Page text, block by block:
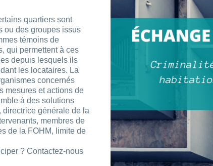
quartiers sont
ou des groupes issus
témoins de
qui permettent à ces
depuis lesquels ils
les locataires. La
concernés
mesures et actions de
à des solutions
générale de la
membres de
de la FOHM, limite de
? Contactez-nous